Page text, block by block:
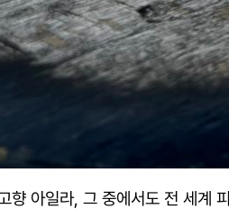
향 아일라, 그 중에서도 전 세